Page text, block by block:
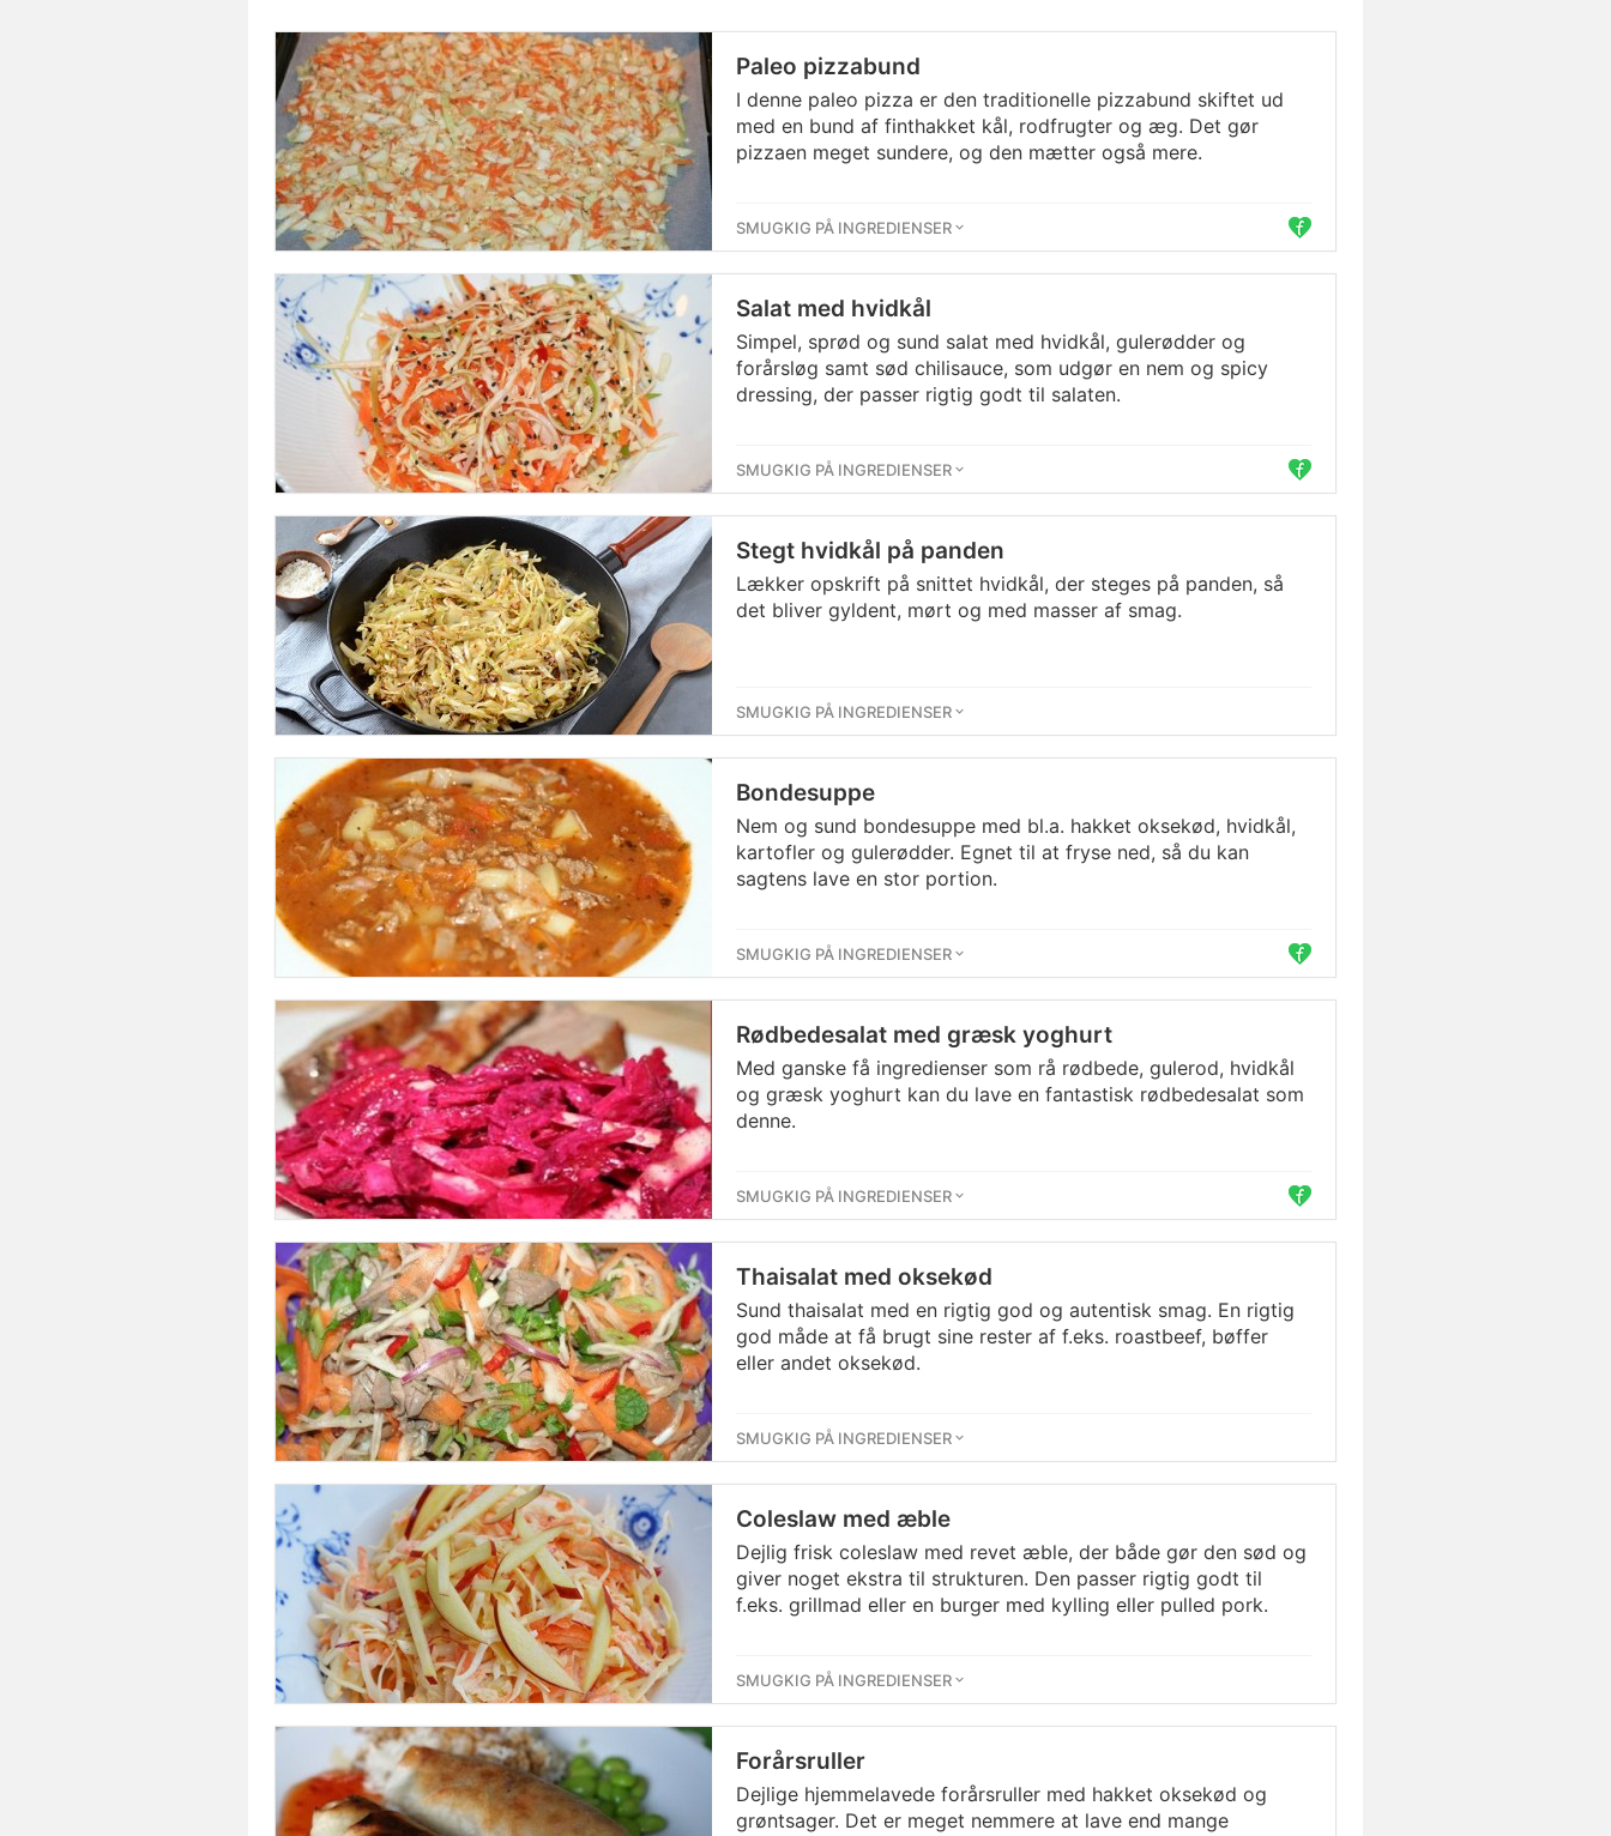
Paleo pizzabund
I denne paleo pizza er den traditionelle pizzabund skiftet ud
med en bund af finthakket kål, rodfrugter og æg. Det gør
pizzaen meget sundere, og den mætter også mere.
SMUGKIG PÅ INGREDIENSER
Salat med hvidkål
Simpel, sprød og sund salat med hvidkål, gulerødder og
forårsløg samt sød chilisauce, som udgør en nem og spicy
dressing, der passer rigtig godt til salaten.
SMUGKIG PÅ INGREDIENSER
Stegt hvidkål på panden
Lækker opskrift på snittet hvidkål, der steges på panden, så
det bliver gyldent, mørt og med masser af smag.
SMUGKIG PÅ INGREDIENSER
Bondesuppe
Nem og sund bondesuppe med bl.a. hakket oksekød, hvidkål,
kartofler og gulerødder. Egnet til at fryse ned, så du kan
sagtens lave en stor portion.
SMUGKIG PÅ INGREDIENSER
Rødbedesalat med græsk yoghurt
Med ganske få ingredienser som rå rødbede, gulerod, hvidkål
og græsk yoghurt kan du lave en fantastisk rødbedesalat som
denne.
SMUGKIG PÅ INGREDIENSER
Thaisalat med oksekød
Sund thaisalat med en rigtig god og autentisk smag. En rigtig
god måde at få brugt sine rester af f.eks. roastbeef, bøffer
eller andet oksekød.
SMUGKIG PÅ INGREDIENSER
Coleslaw med æble
Dejlig frisk coleslaw med revet æble, der både gør den sød og
giver noget ekstra til strukturen. Den passer rigtig godt til
f.eks. grillmad eller en burger med kylling eller pulled pork.
SMUGKIG PÅ INGREDIENSER
Forårsruller
Dejlige hjemmelavede forårsruller med hakket oksekød og
grøntsager. Det er meget nemmere at lave end mange